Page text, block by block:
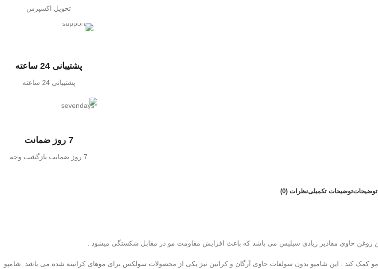
تحویل اکسپرس
پشتیبانی 24 ساعته
پشتیبانی 24 ساعته
7 روز ضمانت
7 روز ضمانت بازگشت وجه
توضیحاتتوضیحات تکمیلینظرات (0)
حاوی مقادیر زیادی سیلیس می باشد که باعث افزایش مقاومت مو در مقابل شکستگی میشود .
کند . این شامپو بدون سولفات حاوی آرگان و کراتین نیز یکی از محصولات سولکس برای موهای کراتینه شده می باشد .شامپو